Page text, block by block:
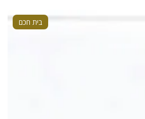
בית חכם